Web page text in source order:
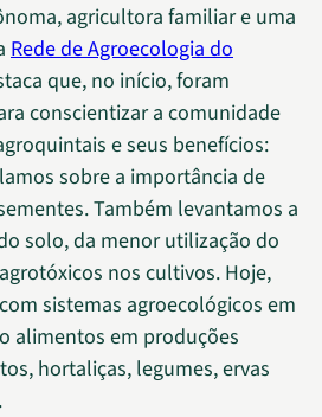
agricultora familiar e uma
Rede de Agroecologia do
que, no início, foram
conscientizar a comunidade
e seus benefícios:
sobre a importância de
Também levantamos a
solo, da menor utilização do
nos cultivos. Hoje,
sistemas agroecológicos em
alimentos em produções
hortaliças, legumes, ervas